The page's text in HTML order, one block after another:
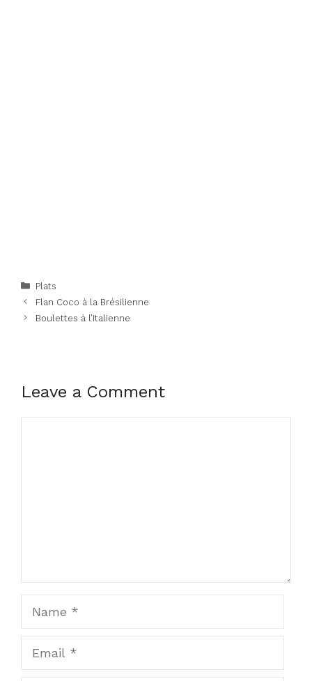
Categories
Plats
Flan Coco à la Brésilienne
Boulettes à l’Italienne
Leave a Comment